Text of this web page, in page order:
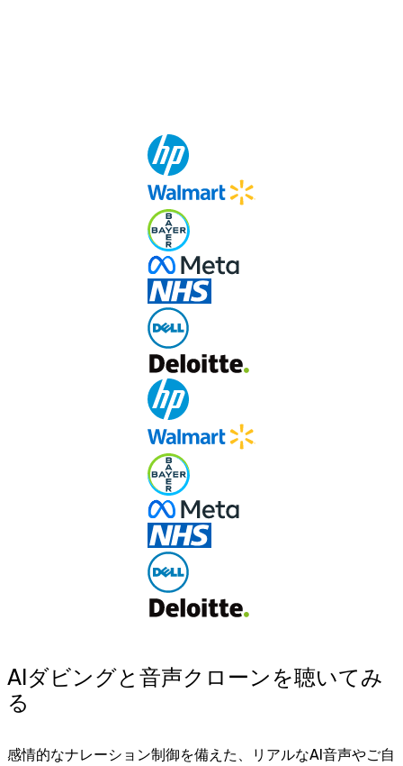
AIダビングと音声クローンを聴いてみ
る
感情的なナレーション制御を備えた、リアルなAI音声やご自